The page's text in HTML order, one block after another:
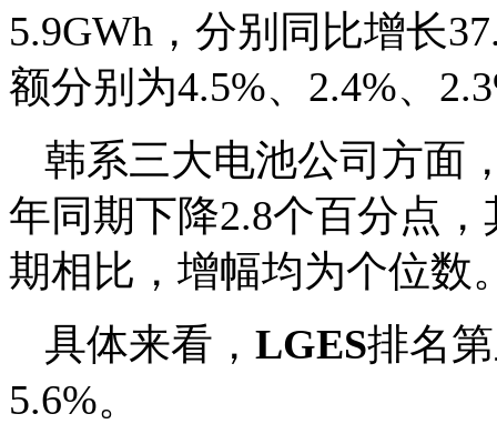
5.9GWh，分别同比增长
额分别为4.5%、2.4%、
韩系三大电池公司方面
年同期下降2.8个百分点
期相比，增幅均为个位数
具体来看， LGES排名
5.6%。